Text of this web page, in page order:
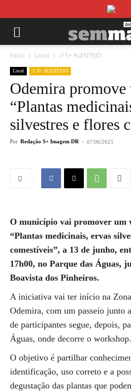
Início Local // S+ ALENTEJO
Local // S+ ALENTEJO
Odemira promove
“Plantas
silvestres e flores
Por Redação S+ Imagem DR - 07/06/2021
O município vai promover um
“Plantas medicinais, ervas
comestíveis”, a 13 de junho,
17h00, no Parque das Águas,
Boavista dos Pinheiros.
A iniciativa vai ter início na
Odemira, com um passeio junto
de participantes segue, depois,
Águas, onde decorre o workshop.
O objetivo é partilhar
identificação, uso correto e a
degustação das plantas que